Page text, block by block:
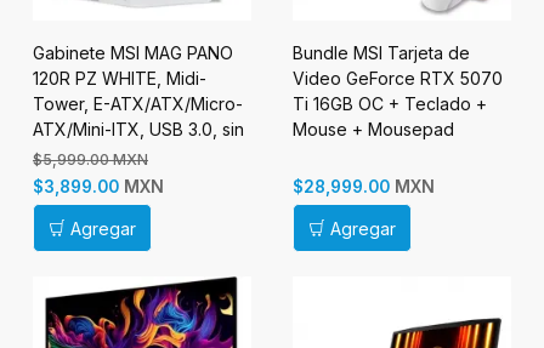
Gabinete MSI MAG PANO
120R PZ WHITE, Midi-
Tower, E-ATX/ATX/Micro-
ATX/Mini-ITX, USB 3.0, sin
Fuente, 7 Ventilador
Instalado, Blanco Incluye
Raiser Vertical
$5,999.00 MXN
$3,899.00 MXN
Agregar
Bundle MSI Tarjeta de
Video GeForce RTX 5070
Ti 16GB OC + Teclado +
Mouse + Mousepad
$28,999.00 MXN
Agregar